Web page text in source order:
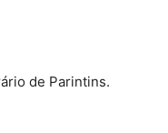
de Parintins.